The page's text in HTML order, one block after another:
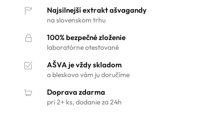
Najsilnejší extrakt ašvagandy
na slovenskom trhu
100% bezpečné zloženie
laboratórne otestované
AŠVA je vždy skladom
a bleskovo vám ju doručíme
Doprava zdarma
pri 2+ ks, dodanie za 24h